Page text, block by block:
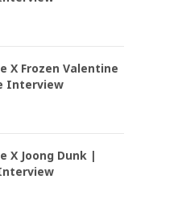
X Frozen Valentine
Interview
X Joong Dunk |